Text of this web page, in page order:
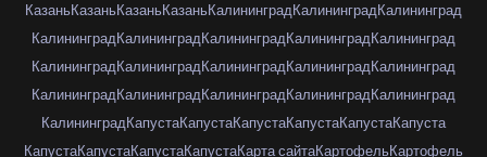
КазаньКазаньКазаньКазаньКалининградКалининградКалининград
КалининградКалининградКалининградКалининградКалининград
КалининградКалининградКалининградКалининградКалининград
КалининградКалининградКалининградКалининградКалининград
КалининградКапустаКапустаКапустаКапустаКапустаКапуста
КапустаКапустаКапустаКапустаКарта сайтаКартофельКартофель